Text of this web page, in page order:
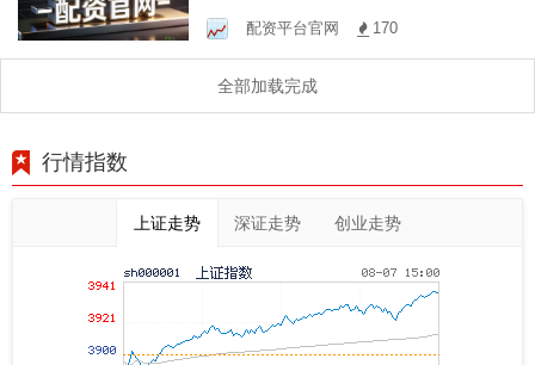
波动监测群体行为反馈
配资平台官网 170
全部加载完成
行情指数
上证走势 深证走势 创业走势